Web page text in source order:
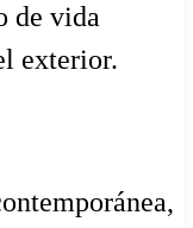
de vida
exterior.